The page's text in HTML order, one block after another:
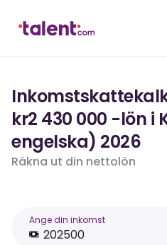
kr2 430 000 -lön i
engelska) 2026
Räkna ut din nettolön
Ange din inkomst